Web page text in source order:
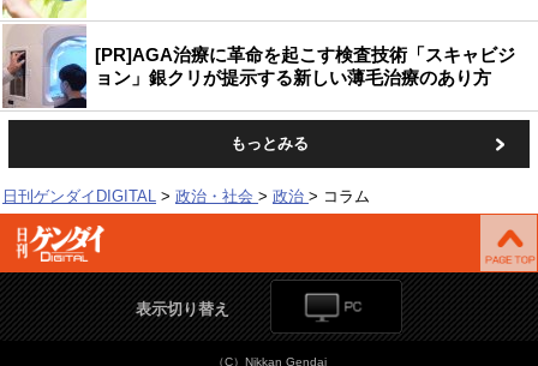
[PR]AGA治療に革命を起こす検査技術「スキャビジ
ョン」銀クリが提示する新しい薄毛治療のあり方
もっとみる
日刊ゲンダイDIGITAL 政治・社会 政治 コラム
表示切り替え
（C）Nikkan Gendai